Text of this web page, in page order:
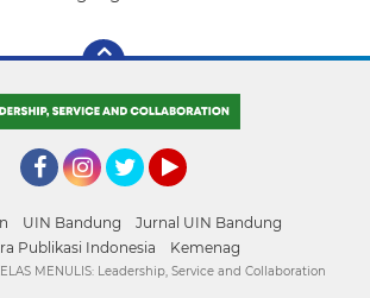
UIN Bandung
Jurnal UIN Bandung
Publikasi Indonesia
Kemenag
MENULIS: Leadership, Service and Collaboration